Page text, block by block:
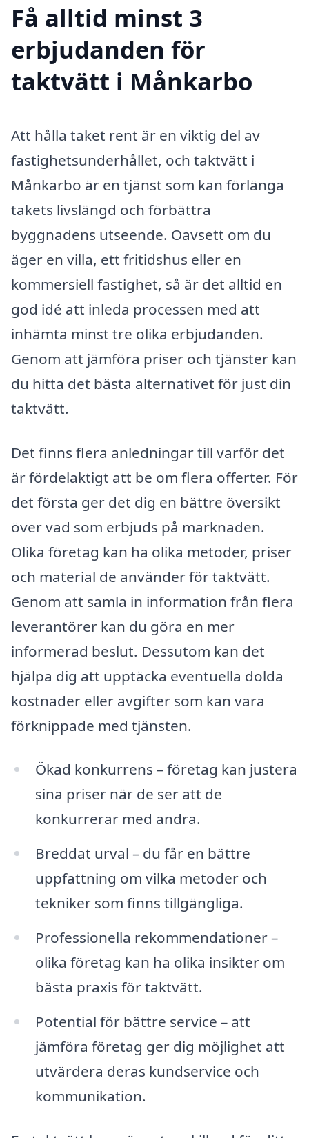
Få alltid minst 3
erbjudanden för
taktvätt i Månkarbo
Att hålla taket rent är en viktig del av
fastighetsunderhållet, och taktvätt i
Månkarbo är en tjänst som kan förlänga
takets livslängd och förbättra
byggnadens utseende. Oavsett om du
äger en villa, ett fritidshus eller en
kommersiell fastighet, så är det alltid en
god idé att inleda processen med att
inhämta minst tre olika erbjudanden.
Genom att jämföra priser och tjänster kan
du hitta det bästa alternativet för just din
taktvätt.
Det finns flera anledningar till varför det
är fördelaktigt att be om flera offerter. För
det första ger det dig en bättre översikt
över vad som erbjuds på marknaden.
Olika företag kan ha olika metoder, priser
och material de använder för taktvätt.
Genom att samla in information från flera
leverantörer kan du göra en mer
informerad beslut. Dessutom kan det
hjälpa dig att upptäcka eventuella dolda
kostnader eller avgifter som kan vara
förknippade med tjänsten.
Ökad konkurrens – företag kan justera
sina priser när de ser att de
konkurrerar med andra.
Breddat urval – du får en bättre
uppfattning om vilka metoder och
tekniker som finns tillgängliga.
Professionella rekommendationer –
olika företag kan ha olika insikter om
bästa praxis för taktvätt.
Potential för bättre service – att
jämföra företag ger dig möjlighet att
utvärdera deras kundservice och
kommunikation.